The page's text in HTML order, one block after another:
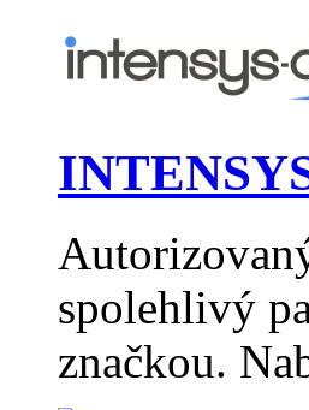
spolehlivý
značkou.